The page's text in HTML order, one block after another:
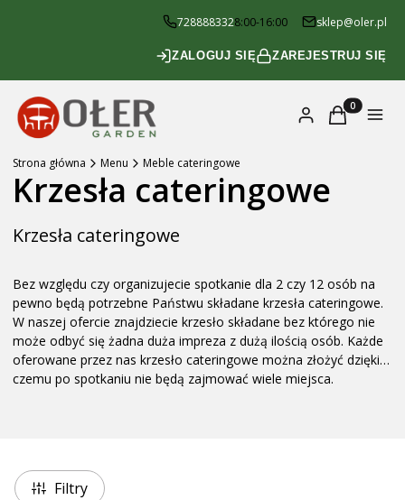
7288883328:00-16:00 sklep@oler.pl
ZALOGUJ SIĘ ZAREJESTRUJ SIĘ
Zaloguj sięProdukty w
Koszyk Menu
Strona główna Menu Meble cateringowe
Krzesła cateringowe
Krzesła cateringowe
Bez względu czy organizujecie spotkanie dla 2 czy 12 osób na
pewno będą potrzebne Państwu składane krzesła cateringowe.
W naszej ofercie znajdziecie krzesło składane bez którego nie
może odbyć się żadna duża impreza z dużą ilością osób. Każde
oferowane przez nas krzesło cateringowe można złożyć dzięki
czemu po spotkaniu nie będą zajmować wiele miejsca.
Filtry